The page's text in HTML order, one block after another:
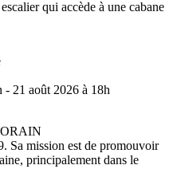
- 21 août 2026 à 18h
Sa mission est de promouvoir
principalement dans le